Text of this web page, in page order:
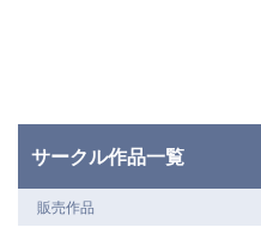
サークル作品一覧
販売作品